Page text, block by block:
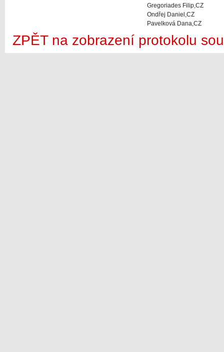
Gregoriades Filip,CZ
Ondřej Daniel,CZ
Pavelková Dana,CZ
ZPĚT na zobrazení protokolu